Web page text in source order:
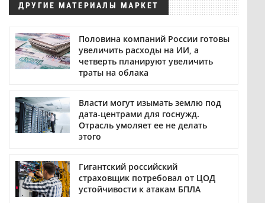
ДРУГИЕ МАТЕРИАЛЫ МАРКЕТ
Половина компаний России готовы
увеличить расходы на ИИ, а
четверть планируют увеличить
траты на облака
Власти могут изымать землю под
дата-центрами для госнужд.
Отрасль умоляет ее не делать
этого
Гигантский российский
страховщик потребовал от ЦОД
устойчивости к атакам БПЛА